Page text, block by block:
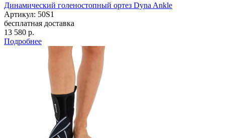
Динамический голеностопный ортез Dyna Ankle
Артикул: 50S1
бесплатная доставка
13 580 р.
Подробнее